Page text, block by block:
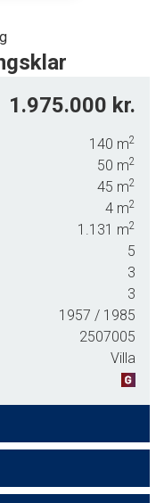
og gulvvarme,
lofter, primært
gulvvarme, og
lukket
1.975.000 kr.
140 m2
50 m2
45 m2
4 m2
1.131 m2
5
3
3
1957 / 1985
2507005
Villa